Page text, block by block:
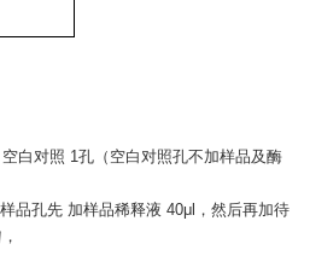
白对照 1孔（空白对照孔不加样品及酶
品孔先 加样品稀释液 40μl，然后再加待